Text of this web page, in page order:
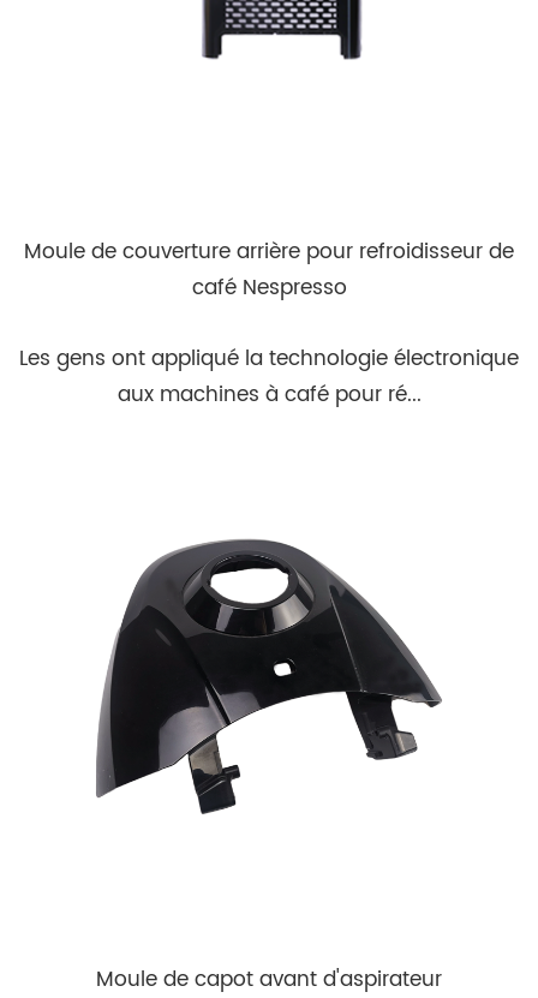
Moule de couverture arrière pour refroidisseur de
café Nespresso
Les gens ont appliqué la technologie électronique
aux machines à café pour ré...
Moule de capot avant d'aspirateur